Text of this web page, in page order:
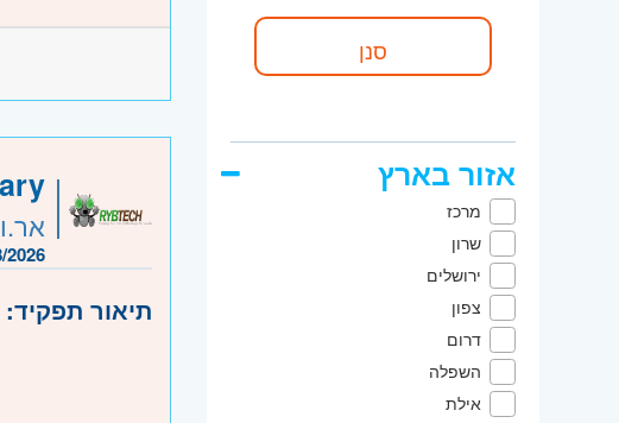
אזור בארץ
מרכז
שרון
ירושלים
צפון
דרום
השפלה
אילת
היקף משרה:
2026
תיאור תפקיד: